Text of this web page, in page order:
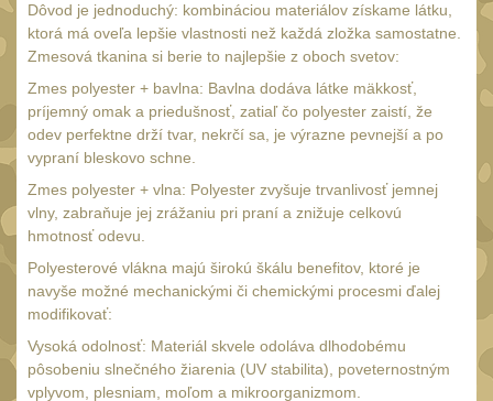
Dvojnožky pro M-LOK9
Dvojnožky pro Keymod
2
Dvojnožky na otočný
čep 15
Popruhy a poutka40
Príslušenstvo
OPTIKY(146)
Monokuláry
Kolimátory
Zvětšovací moduly 5
Dôvod je jednoduchý: kombináciou materiálov získame látku,
ktorá má oveľa lepšie vlastnosti než každá zložka samostatne.
Zmesová tkanina si berie to najlepšie z oboch svetov:
Zmes polyester + bavlna: Bavlna dodáva látke mäkkosť,
príjemný omak a priedušnosť, zatiaľ čo polyester zaistí, že
odev perfektne drží tvar, nekrčí sa, je výrazne pevnejší a po
vypraní bleskovo schne.
Zmes polyester + vlna: Polyester zvyšuje trvanlivosť jemnej
vlny, zabraňuje jej zrážaniu pri praní a znižuje celkovú
hmotnosť odevu.
Polyesterové vlákna majú širokú škálu benefitov, ktoré je
navyše možné mechanickými či chemickými procesmi ďalej
modifikovať:
Vysoká odolnosť: Materiál skvele odoláva dlhodobému
pôsobeniu slnečného žiarenia (UV stabilita), poveternostným
vplyvom, plesniam, moľom a mikroorganizmom.